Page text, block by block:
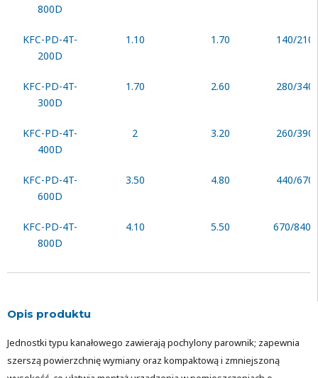
800D
KFC-PD-4T-
200D
1.10 1.70 140/
KFC-PD-4T-
300D
1.70 2.60 280/
KFC-PD-4T-
400D
2 3.20 260/
KFC-PD-4T-
600D
3.50 4.80 440/
KFC-PD-4T-
800D
4.10 5.50 670/840/
Opis produktu
Jednostki typu kanałowego zawierają pochylony parownik; zapewnia
szerszą powierzchnię wymiany oraz kompaktową i zmniejszoną